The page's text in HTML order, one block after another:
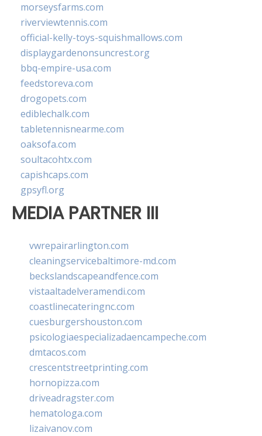
morseysfarms.com
riverviewtennis.com
official-kelly-toys-squishmallows.com
displaygardenonsuncrest.org
bbq-empire-usa.com
feedstoreva.com
drogopets.com
ediblechalk.com
tabletennisnearme.com
oaksofa.com
soultacohtx.com
capishcaps.com
gpsyfl.org
MEDIA PARTNER III
vwrepairarlington.com
cleaningservicebaltimore-md.com
beckslandscapeandfence.com
vistaaltadelveramendi.com
coastlinecateringnc.com
cuesburgershouston.com
psicologiaespecializadaencampeche.com
dmtacos.com
crescentstreetprinting.com
hornopizza.com
driveadragster.com
hematologa.com
lizaivanov.com